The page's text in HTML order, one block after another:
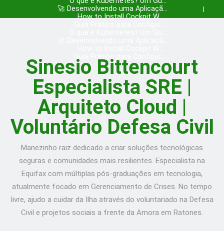
to
Post in English
para Iniciantes com Exemplos!
🚀 Desenvolvendo uma Aplicação
Completa em Go: ToDo API
How to Install Cockpit Web
– Post in English
Nginx com Certbot no Ubuntu –
Post in English
Sinesio Bittencourt
Especialista SRE |
Arquiteto Cloud |
Voluntário Defesa Civil
Manezinho raiz dedicado a criar soluções tecnológicas
seguras e comunidades mais resilientes. Especialista na
Equifax com múltiplas pós-graduações em tecnologia,
atualmente focado em Gerenciamento de Crises. No tempo
livre, ajudo a cuidar da Ilha através do voluntariado na Defesa
Civil e projetos sociais a frente da Amora em Ratones.